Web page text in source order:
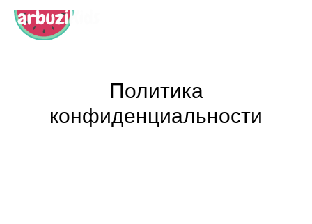
Политика
конфиденциальности